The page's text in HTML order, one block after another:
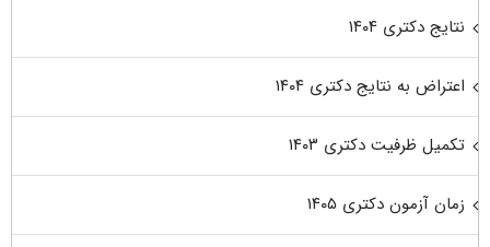
نتایج دکتری ۱۴۰۴
اعتراض به نتایج دکتری ۱۴۰۴
تکمیل ظرفیت دکتری ۱۴۰۳
زمان آزمون دکتری ۱۴۰۵